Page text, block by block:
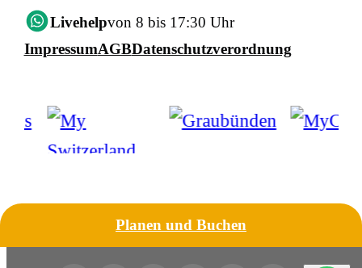
Livehelpvon 8 bis 17:30 Uhr
ImpressumAGBDatenschutzverordnung
Planen und Buchen